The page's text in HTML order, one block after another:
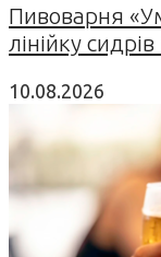
Пивоварня
лінійку
10.08.2026